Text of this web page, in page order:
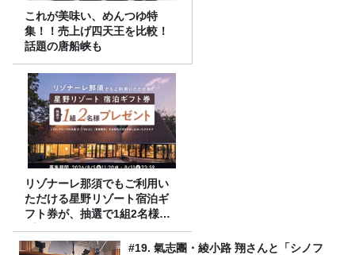
これが美味い、めんつゆ特
集！！売上げ四天王を比較！
話題の唐船峡も
リゾナーレ那須でもご利用い
ただける星野リゾート宿泊ギ
フト券が、抽選で1組2名様に
プレゼント！
#19. 氣志團・綾小路 翔さんと「シノフ